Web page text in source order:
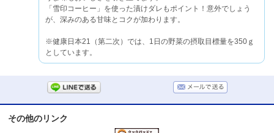
「雪印コーヒー」を使った漬けダレもポイント！意外でしょう
が、深みのある甘味とコクが加わります。
※健康日本21（第二次）では、1日の野菜の摂取目標量を350ｇ
としています。
その他のリンク